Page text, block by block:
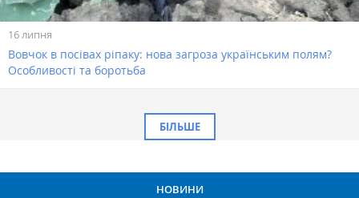
16 липня
Вовчок в посівах ріпаку: нова загроза українським полям?
Особливості та боротьба
БІЛЬШЕ
НОВИНИ